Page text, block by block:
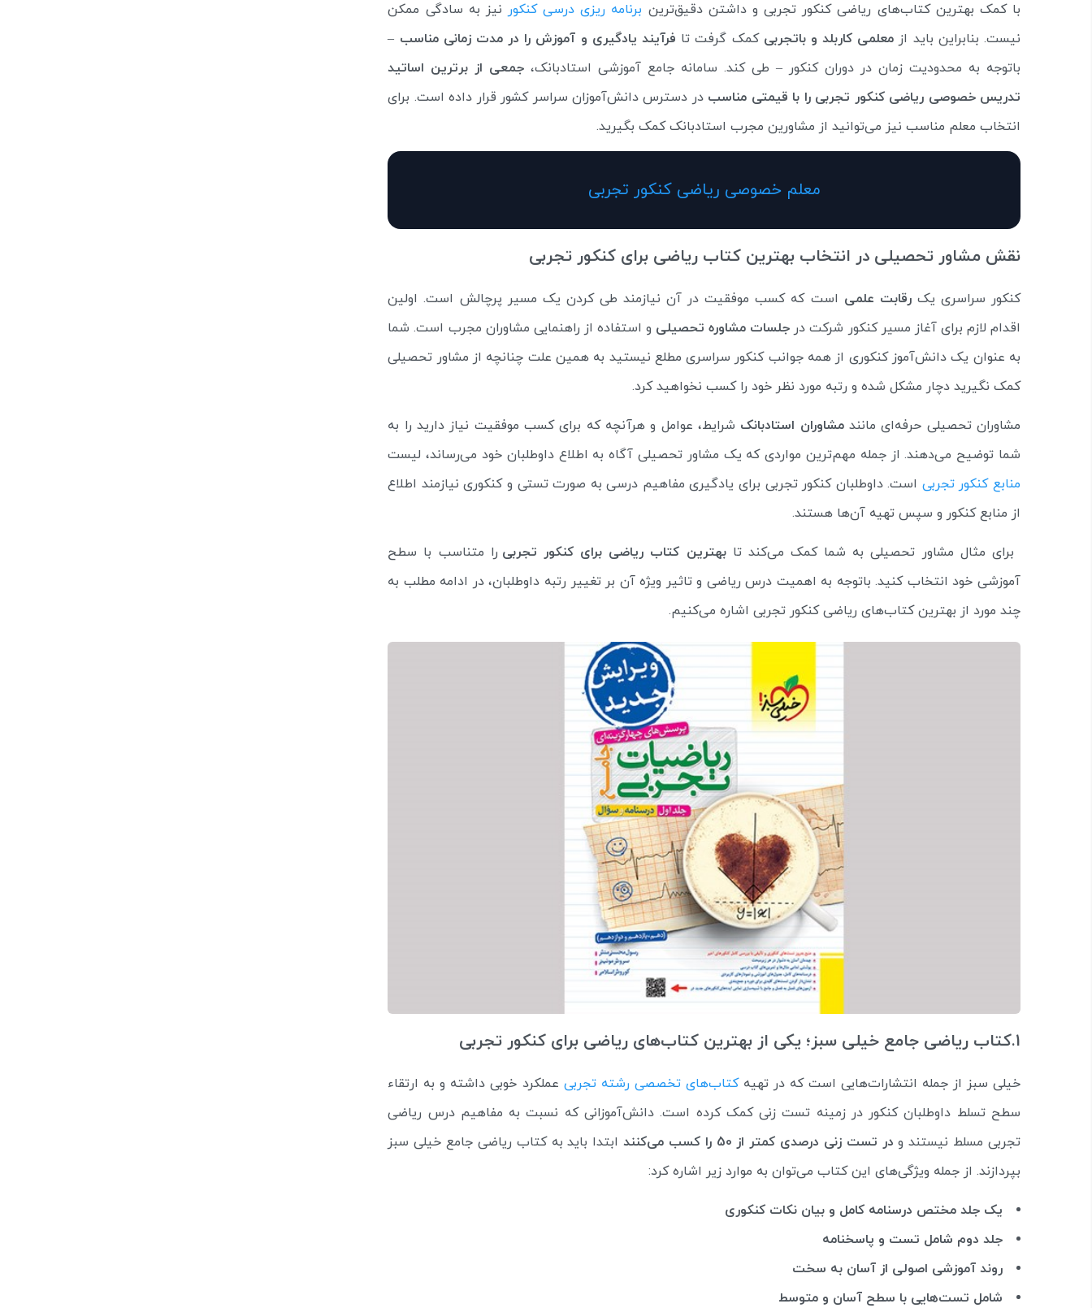
با کمک بهترین کتاب‌های ریاضی کنکور تجربی و داشتن دقیق‌ترین برنامه‌ ریزی درسی کنکور نیز به سادگی ممکن
نیست. بنابراین باید از معلمی کاربلد و باتجربی کمک گرفت تا فرآیند یادگیری و آموزش را در مدت زمانی مناسب –
باتوجه به محدودیت زمان در دوران کنکور – طی کند. سامانه جامع آموزشی استادبانک، جمعی از برترین اساتید
تدریس خصوصی ریاضی کنکور تجربی را با قیمتی مناسب در دسترس دانش‌آموزان سراسر کشور قرار داده است. برای
انتخاب معلم مناسب نیز می‌توانید از مشاورین مجرب استادبانک کمک بگیرید.
معلم خصوصی ریاضی کنکور تجربی
نقش مشاور تحصیلی در انتخاب بهترین کتاب ریاضی برای کنکور تجربی
کنکور سراسری یکرقابت علمی است که کسب موفقیت در آن نیازمند طی کردن یک مسیر پرچالش است. اولین
اقدام لازم برای آغاز مسیر کنکور شرکت در جلسات مشاوره تحصیلی و استفاده از راهنمایی مشاوران مجرب است. شما
به عنوان یک دانش‌آموز کنکوری از همه جوانب کنکور سراسری مطلع نیستید به همین علت چنانچه از مشاور تحصیلی
کمک نگیرید دچار مشکل شده و رتبه مورد نظر خود را کسب نخواهید کرد.
مشاوران تحصیلی حرفه‌ای مانندمشاوران استادبانک شرایط، عوامل و هرآنچه که برای کسب موفقیت نیاز دارید را به
شما توضیح می‌دهند. از جمله مهم‌ترین مواردی که یک مشاور تحصیلی آگاه به اطلاع داوطلبان خود می‌رساند، لیست
منابع کنکور تجربی است. داوطلبان کنکور تجربی برای یادگیری مفاهیم درسی به صورت تستی و کنکوری نیازمند اطلاع
از منابع کنکور و سپس تهیه آن‌ها هستند.
برای مثال مشاور تحصیلی به شما کمک می‌کند تابهترین کتاب ریاضی برای کنکور تجربی را متناسب با سطح
آموزشی خود انتخاب کنید. باتوجه به اهمیت درس ریاضی و تاثیر ویژه آن بر تغییر رتبه داوطلبان، در ادامه مطلب به
چند مورد از بهترین کتاب‌های ریاضی کنکور تجربی اشاره می‌کنیم.
1.کتاب ریاضی جامع خیلی سبز؛ یکی از بهترین کتاب‌های ریاضی برای کنکور تجربی
خیلی سبز از جمله انتشارات‌هایی است که در تهیهکتاب‌های تخصصی رشته تجربی عملکرد خوبی داشته و به ارتقاء
سطح تسلط داوطلبان کنکور در زمینه تست زنی کمک کرده است. دانش‌آموزانی که نسبت به مفاهیم درس ریاضی
تجربی مسلط نیستند و در تست زنی درصدی کمتر از 50 را کسب می‌کنند
ابتدا باید به کتاب ریاضی جامع خیلی سبز
بپردازند. از جمله ویژگی‌های این کتاب می‌توان به موارد زیر اشاره کرد:
یک جلد مختص درسنامه کامل و بیان نکات کنکوری
جلد دوم شامل تست و پاسخنامه
روند آموزشی اصولی از آسان به سخت
شامل تست‌هایی با سطح آسان و متوسط